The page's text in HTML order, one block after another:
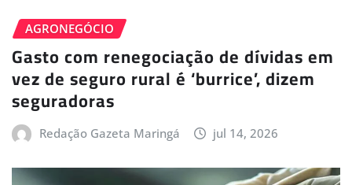
AGRONEGÓCIO
Gasto com renegociação de dívidas em
vez de seguro rural é ‘burrice’, dizem
seguradoras
Redação Gazeta Maringá jul 14, 2026